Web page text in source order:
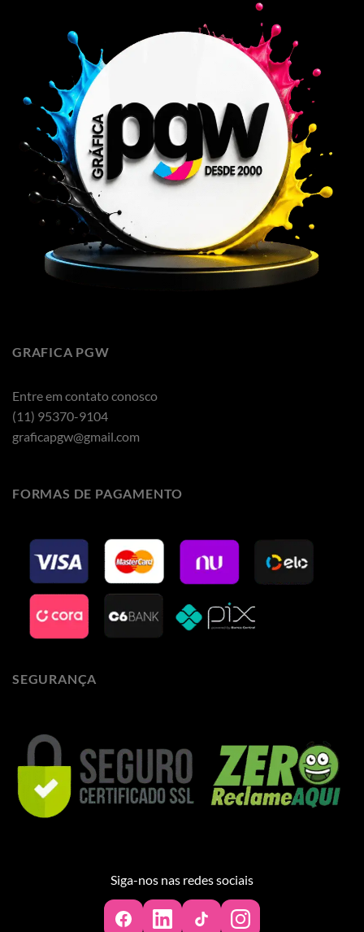
GRAFICA PGW
Entre em contato conosco
(11) 95370-9104
graficapgw@gmail.com
FORMAS DE PAGAMENTO
SEGURANÇA
Siga-nos nas redes sociais